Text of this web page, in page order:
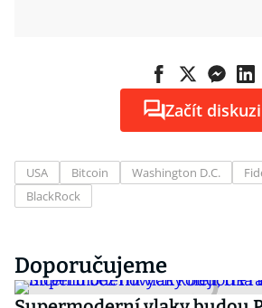
Začít diskuzi
USA Bitcoin Washington D.C.
BlackRock
Doporučujeme